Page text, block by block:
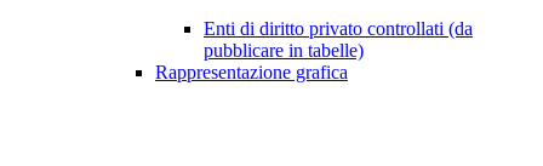
Enti di diritto privato controllati (da
pubblicare in tabelle)
Rappresentazione grafica